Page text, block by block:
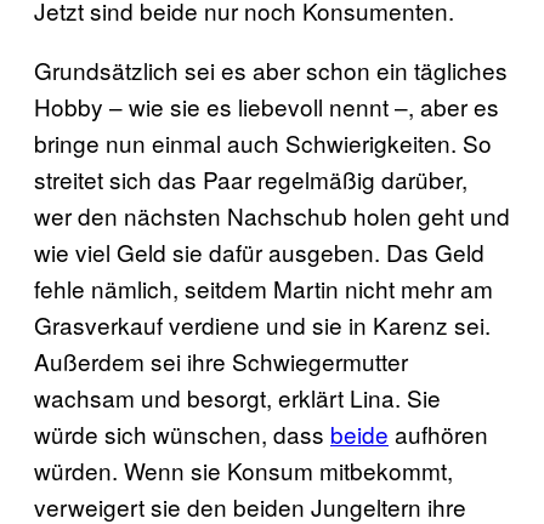
Jetzt sind beide nur noch Konsumenten.
Grundsätzlich sei es aber schon ein tägliches
Hobby – wie sie es liebevoll nennt –, aber es
bringe nun einmal auch Schwierigkeiten. So
streitet sich das Paar regelmäßig darüber,
wer den nächsten Nachschub holen geht und
wie viel Geld sie dafür ausgeben. Das Geld
fehle nämlich, seitdem Martin nicht mehr am
Grasverkauf verdiene und sie in Karenz sei.
Außerdem sei ihre Schwiegermutter
wachsam und besorgt, erklärt Lina. Sie
würde sich wünschen, dass beide aufhören
würden. Wenn sie Konsum mitbekommt,
verweigert sie den beiden Jungeltern ihre